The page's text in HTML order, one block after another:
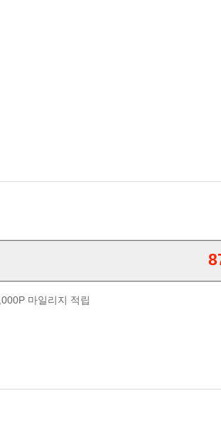
마일리지 적립